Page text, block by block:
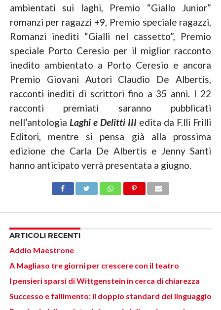
ambientati sui laghi, Premio “Giallo Junior”
romanzi per ragazzi +9, Premio speciale ragazzi,
Romanzi inediti “Gialli nel cassetto”, Premio
speciale Porto Ceresio per il miglior racconto
inedito ambientato a Porto Ceresio e ancora
Premio Giovani Autori Claudio De Albertis,
racconti inediti di scrittori fino a 35 anni. I 22
racconti premiati saranno pubblicati
nell’antologia Laghi e Delitti III edita da F.lli Frilli
Editori, mentre si pensa già alla prossima
edizione che Carla De Albertis e Jenny Santi
hanno anticipato verrà presentata a giugno.
ARTICOLI RECENTI
Addio Maestrone
A Magliaso tre giorni per crescere con il teatro
I pensieri sparsi di Wittgenstein in cerca di chiarezza
Successo e fallimento: il doppio standard del linguaggio